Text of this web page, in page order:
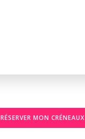
RÉSERVER MON CRÉNEAUX